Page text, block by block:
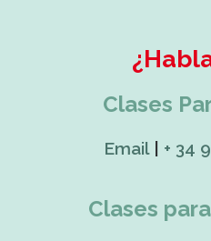
Clases
Email| + 34
Clases